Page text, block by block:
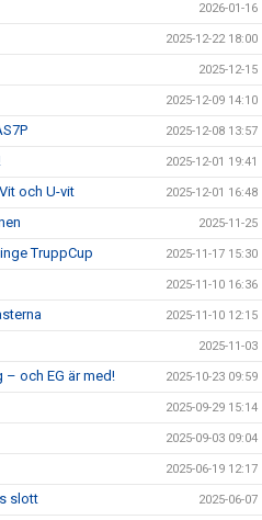
2026-01-16
2025-12-22 18:00
2025-12-15
2025-12-09 14:10
2025-12-08 13:57
2025-12-01 19:41
och U-vit 2025-12-01 16:48
2025-11-25
TruppCup 2025-11-17 15:30
2025-11-10 16:36
2025-11-10 12:15
2025-11-03
och EG är med! 2025-10-23 09:59
2025-09-29 15:14
2025-09-03 09:04
2025-06-19 12:17
slott 2025-06-07